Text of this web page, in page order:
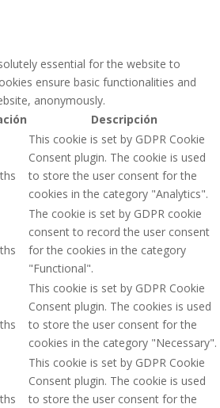
essential for the website to
ensure basic functionalities and
anonymously.
Descripción
This cookie is set by GDPR Cookie
Consent plugin. The cookie is used
to store the user consent for the
cookies in the category "Analytics".
The cookie is set by GDPR cookie
consent to record the user consent
for the cookies in the category
"Functional".
This cookie is set by GDPR Cookie
Consent plugin. The cookies is used
to store the user consent for the
cookies in the category "Necessary".
This cookie is set by GDPR Cookie
Consent plugin. The cookie is used
to store the user consent for the